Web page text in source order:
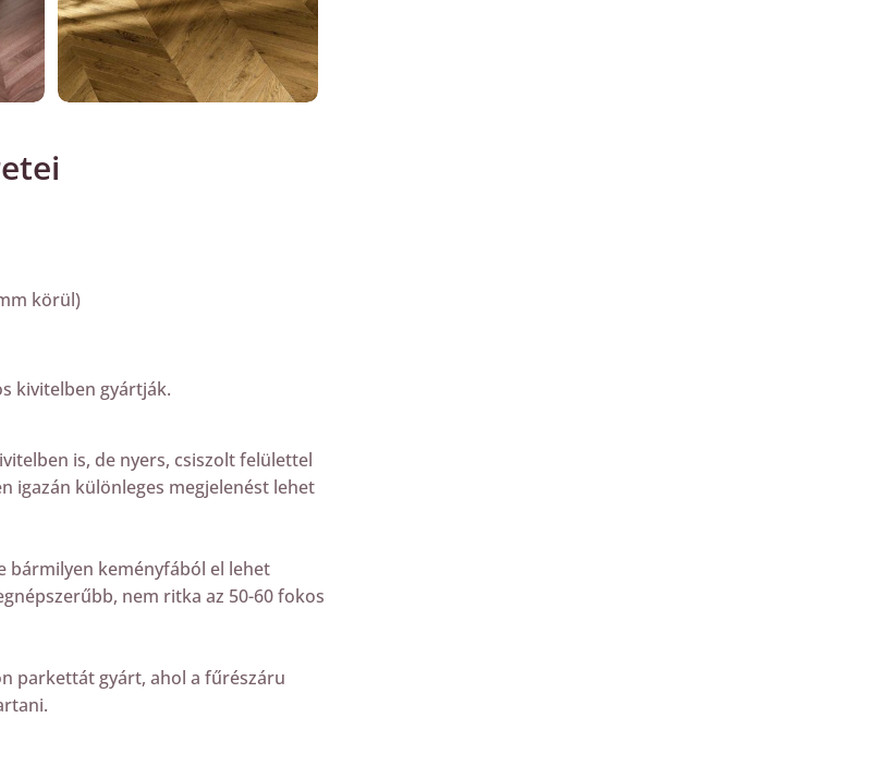
körül)
kivitelben gyártják.
is, de nyers, csiszolt felülettel
igazán különleges megjelenést lehet
bármilyen keményfából el lehet
nem ritka az 50-60 fokos
parkettát gyárt, ahol a fűrészáru